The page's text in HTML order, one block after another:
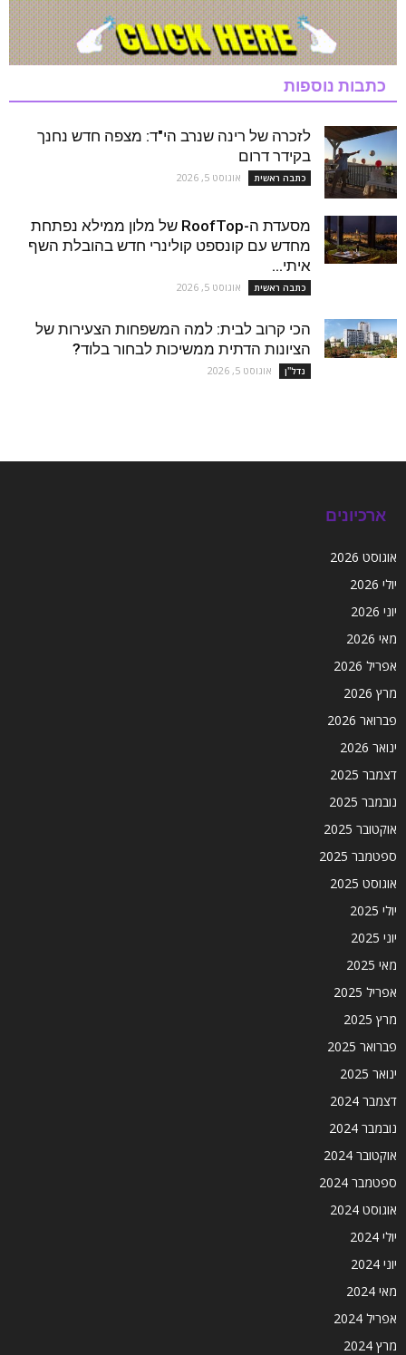
כתבות נוספות
לזכרה של רינה שנרב הי"ד: מצפה חדש נחנך
בקידר דרום
כתבה ראשית אוגוסט 5, 2026
מסעדת ה-RoofTop של מלון ממילא נפתחת
מחדש עם קונספט קולינרי חדש בהובלת השף
איתי...
כתבה ראשית אוגוסט 5, 2026
הכי קרוב לבית: למה המשפחות הצעירות של
הציונות הדתית ממשיכות לבחור בלוד?
נדל''ן אוגוסט 5, 2026
ארכיונים
אוגוסט 2026
יולי 2026
יוני 2026
מאי 2026
אפריל 2026
מרץ 2026
פברואר 2026
ינואר 2026
דצמבר 2025
נובמבר 2025
אוקטובר 2025
ספטמבר 2025
אוגוסט 2025
יולי 2025
יוני 2025
מאי 2025
אפריל 2025
מרץ 2025
פברואר 2025
ינואר 2025
דצמבר 2024
נובמבר 2024
אוקטובר 2024
ספטמבר 2024
אוגוסט 2024
יולי 2024
יוני 2024
מאי 2024
אפריל 2024
מרץ 2024